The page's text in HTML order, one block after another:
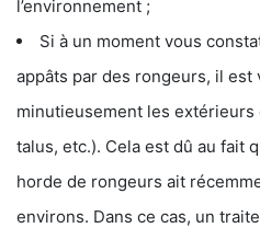
l’environnement ;
Si à un moment vous
appâts par des rongeurs, il est
minutieusement les extérieurs
talus, etc.). Cela est dû au fait
horde de rongeurs ait
environs. Dans ce cas, un